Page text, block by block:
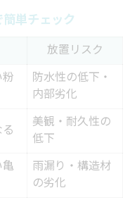
塗装のポイント
壁塗装の判断基準
極める方法
さない外壁塗装の
判断のポイント
スクと注意点
単チェック
放置リスク
防水性の低下・
内部劣化
美観・耐久性の
低下
雨漏り・構造材
の劣化